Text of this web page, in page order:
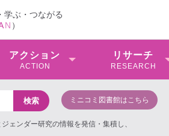
学ぶ・つながる
N ）
アクション
ACTION
リサーチ
RESEARCH
ミニコミ図書館はこちら
ェンダー研究の情報を発信・集積し、